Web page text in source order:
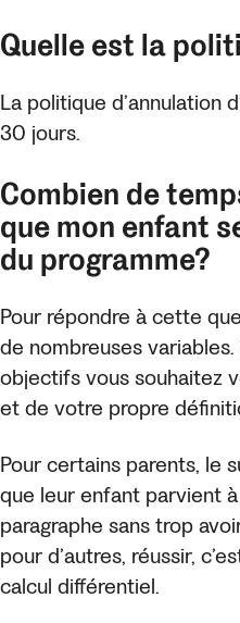
Quelle est la
La politique d’annulation
30 jours.
Combien de
que mon enfant
du programme?
Pour répondre à cette
de nombreuses
objectifs vous souhaitez
et de votre propre
Pour certains parents, le
que leur enfant parvient
paragraphe sans trop
pour d’autres, réussir,
calcul différentiel.